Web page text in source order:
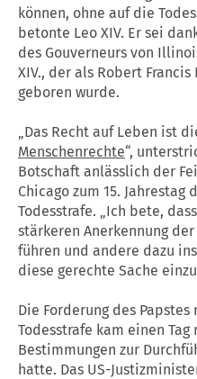
können, ohne auf die
betonte Leo XIV. Er sei
des Gouverneurs von
XIV., der als Robert Francis
geboren wurde.
„Das Recht auf Leben ist
Menschenrechte“,
Botschaft anlässlich der
Chicago zum 15. Jahrestag
Todesstrafe. „Ich bete,
stärkeren Anerkennung
führen und andere dazu
diese gerechte Sache
Die Forderung des
Todesstrafe kam einen
Bestimmungen zur
hatte. Das US-